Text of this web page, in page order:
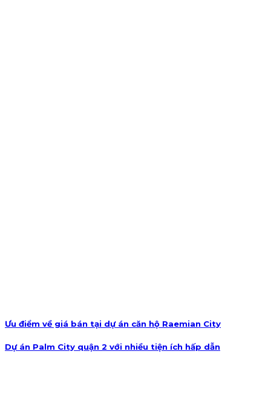
Ưu điểm về giá bán tại dự án căn hộ Raemian City
Dự án Palm City quận 2 với nhiều tiện ích hấp dẫn